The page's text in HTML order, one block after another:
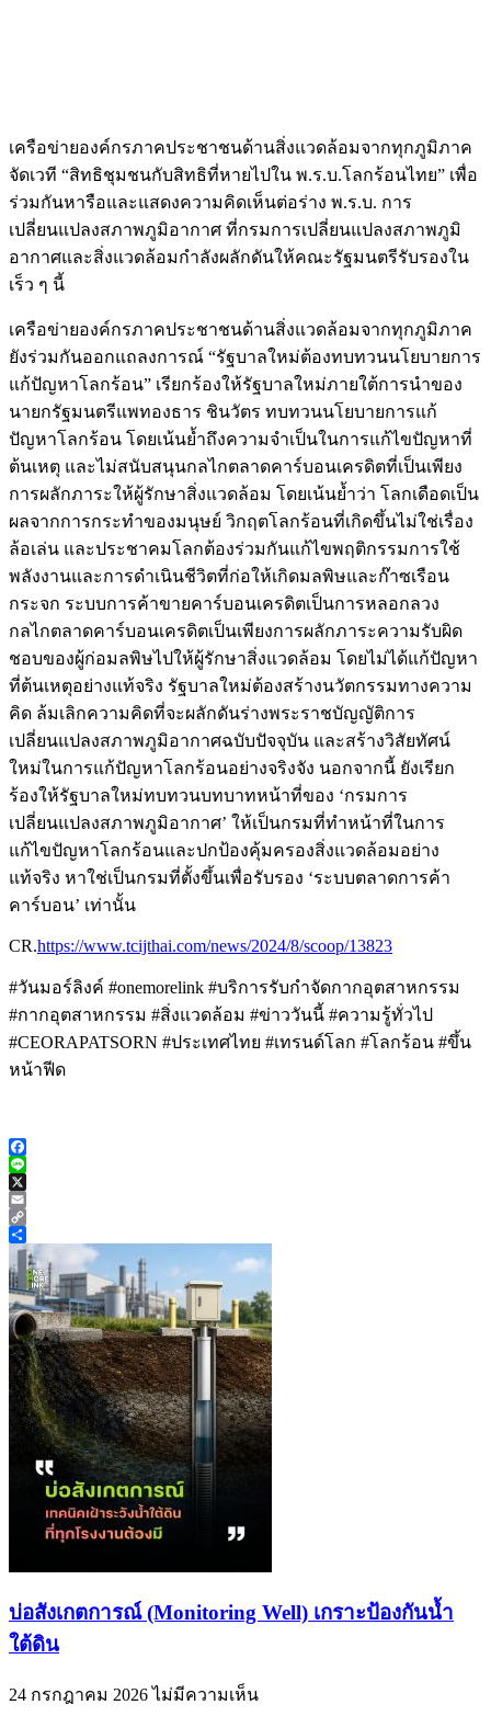
เครือข่ายองค์กรภาคประชาชนด้านสิ่งแวดล้อมจากทุกภูมิภาค
จัดเวที “สิทธิชุมชนกับสิทธิที่หายไปใน พ.ร.บ.โลกร้อนไทย” เพื่อ
ร่วมกันหารือและแสดงความคิดเห็นต่อร่าง พ.ร.บ. การ
เปลี่ยนแปลงสภาพภูมิอากาศ ที่กรมการเปลี่ยนแปลงสภาพภูมิ
อากาศและสิ่งแวดล้อมกำลังผลักดันให้คณะรัฐมนตรีรับรองใน
เร็ว ๆ นี้
เครือข่ายองค์กรภาคประชาชนด้านสิ่งแวดล้อมจากทุกภูมิภาค
ยังร่วมกันออกแถลงการณ์ “รัฐบาลใหม่ต้องทบทวนนโยบายการ
แก้ปัญหาโลกร้อน” เรียกร้องให้รัฐบาลใหม่ภายใต้การนำของ
นายกรัฐมนตรีแพทองธาร ชินวัตร ทบทวนนโยบายการแก้
ปัญหาโลกร้อน โดยเน้นย้ำถึงความจำเป็นในการแก้ไขปัญหาที่
ต้นเหตุ และไม่สนับสนุนกลไกตลาดคาร์บอนเครดิตที่เป็นเพียง
การผลักภาระให้ผู้รักษาสิ่งแวดล้อม โดยเน้นย้ำว่า โลกเดือดเป็น
ผลจากการกระทำของมนุษย์ วิกฤตโลกร้อนที่เกิดขึ้นไม่ใช่เรื่อง
ล้อเล่น และประชาคมโลกต้องร่วมกันแก้ไขพฤติกรรมการใช้
พลังงานและการดำเนินชีวิตที่ก่อให้เกิดมลพิษและก๊าซเรือน
กระจก ระบบการค้าขายคาร์บอนเครดิตเป็นการหลอกลวง
กลไกตลาดคาร์บอนเครดิตเป็นเพียงการผลักภาระความรับผิด
ชอบของผู้ก่อมลพิษไปให้ผู้รักษาสิ่งแวดล้อม โดยไม่ได้แก้ปัญหา
ที่ต้นเหตุอย่างแท้จริง รัฐบาลใหม่ต้องสร้างนวัตกรรมทางความ
คิด ล้มเลิกความคิดที่จะผลักดันร่างพระราชบัญญัติการ
เปลี่ยนแปลงสภาพภูมิอากาศฉบับปัจจุบัน และสร้างวิสัยทัศน์
ใหม่ในการแก้ปัญหาโลกร้อนอย่างจริงจัง นอกจากนี้ ยังเรียก
ร้องให้รัฐบาลใหม่ทบทวนบทบาทหน้าที่ของ ‘กรมการ
เปลี่ยนแปลงสภาพภูมิอากาศ’ ให้เป็นกรมที่ทำหน้าที่ในการ
แก้ไขปัญหาโลกร้อนและปกป้องคุ้มครองสิ่งแวดล้อมอย่าง
แท้จริง หาใช่เป็นกรมที่ตั้งขึ้นเพื่อรับรอง ‘ระบบตลาดการค้า
คาร์บอน’ เท่านั้น
CR.https://www.tcijthai.com/news/2024/8/scoop/13823
#วันมอร์ลิงค์ #onemorelink #บริการรับกำจัดกากอุตสาหกรรม
#กากอุตสาหกรรม #สิ่งแวดล้อม #ข่าววันนี้ #ความรู้ทั่วไป
#CEORAPATSORN #ประเทศไทย #เทรนด์โลก #โลกร้อน #ขึ้น
หน้าฟีด
Facebook
Line
X
Email
Copy
Link
Share
บ่อสังเกตการณ์ (Monitoring Well) เกราะป้องกันน้ำ
ใต้ดิน
24 กรกฎาคม 2026ไม่มีความเห็น